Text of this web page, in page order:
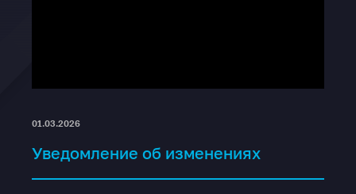
01.03.2026
Уведомление об изменениях